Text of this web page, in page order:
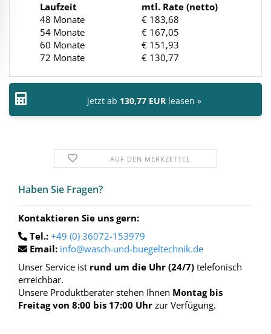
Laufzeit
mtl. Rate (netto)
48 Monate
€ 183,68
54 Monate
€ 167,05
60 Monate
€ 151,93
72 Monate
€ 130,77
jetzt ab 130,77 EUR leasen »
AUF DEN MERKZETTEL
Haben Sie Fra­gen?
Kontaktieren Sie uns gern:
Tel.: +49 (0) 36072-153979
Email: info@wasch-und-buegeltechnik.de
Unser Service ist rund um die Uhr (24/7) telefonisch
erreichbar.
Unsere Produktberater stehen Ihnen Montag bis
Freitag von 8:00 bis 17:00 Uhr zur Verfügung.